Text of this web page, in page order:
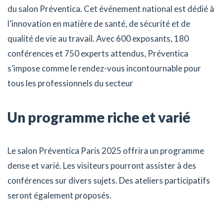
du salon Préventica. Cet événement national est dédié à
l’innovation en matière de santé, de sécurité et de
qualité de vie au travail. Avec 600 exposants, 180
conférences et 750 experts attendus, Préventica
s’impose comme le rendez-vous incontournable pour
tous les professionnels du secteur
Un programme riche et varié
Le salon Préventica Paris 2025 offrira un programme
dense et varié. Les visiteurs pourront assister à des
conférences sur divers sujets. Des ateliers participatifs
seront également proposés.